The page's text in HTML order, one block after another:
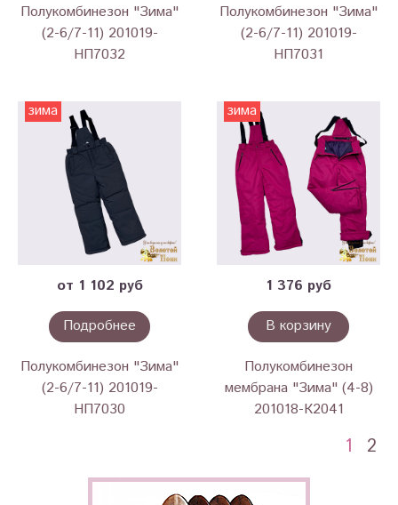
Полукомбинезон "Зима"
(2-6/7-11) 201019-
НП7032
Полукомбинезон "Зима"
(2-6/7-11) 201019-
НП7031
зима
от 1 102 руб
Подробнее
Полукомбинезон "Зима"
(2-6/7-11) 201019-
НП7030
зима
1 376 руб
В корзину
Полукомбинезон
мембрана "Зима" (4-8)
201018-К2041
1 2